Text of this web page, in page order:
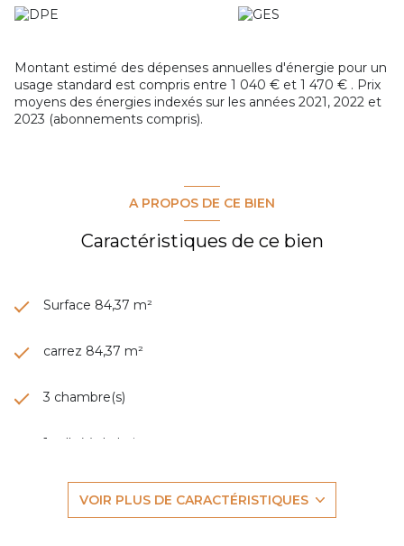
Pour plus de renseignements, contactez Geoffrey
exposé sont disponibles sur le site Géorisques
https://www.georisques.gouv.fr
Montant estimé des dépenses annuelles d'énergie pour un
usage standard est compris entre 1 040 € et 1 470 € . Prix
moyens des énergies indexés sur les années 2021, 2022 et
2023 (abonnements compris).
A PROPOS DE CE BIEN
Caractéristiques de ce bien
Surface 84,37 m²
carrez 84,37 m²
3 chambre(s)
1 salle(s) de bain
VOIR PLUS DE CARACTÉRISTIQUES